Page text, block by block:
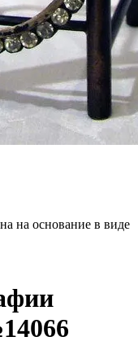
на основание в виде